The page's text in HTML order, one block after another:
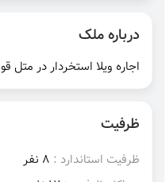
درباره ملک
اجاره ویلا استخردار در متل قو
ظرفیت
ظرفیت استاندارد : 8 نفر